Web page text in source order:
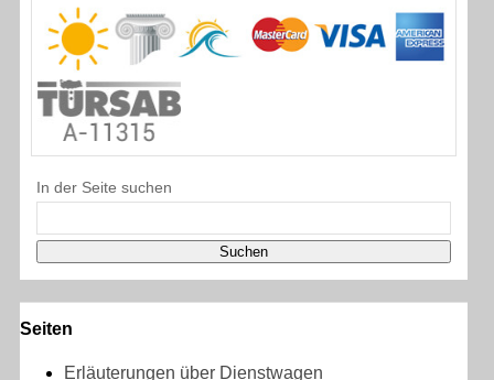
In der Seite suchen
Seiten
Erläuterungen über Dienstwagen